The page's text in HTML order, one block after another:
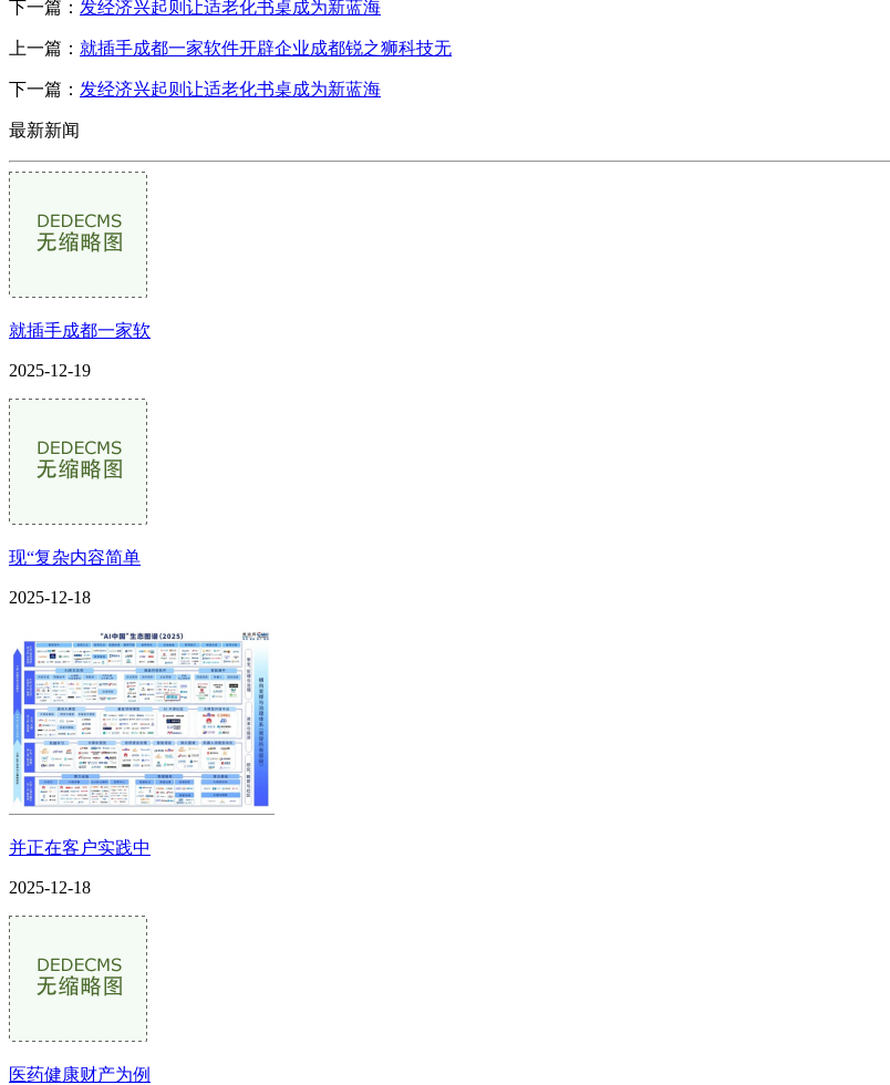
下一篇： 发经济兴起则让适老化书桌成为新蓝海
上一篇： 就插手成都一家软件开辟企业成都锐之狮科技无
下一篇： 发经济兴起则让适老化书桌成为新蓝海
最新新闻
就插手成都一家软
2025-12-19
现“复杂内容简单
2025-12-18
并正在客户实践中
2025-12-18
医药健康财产为例